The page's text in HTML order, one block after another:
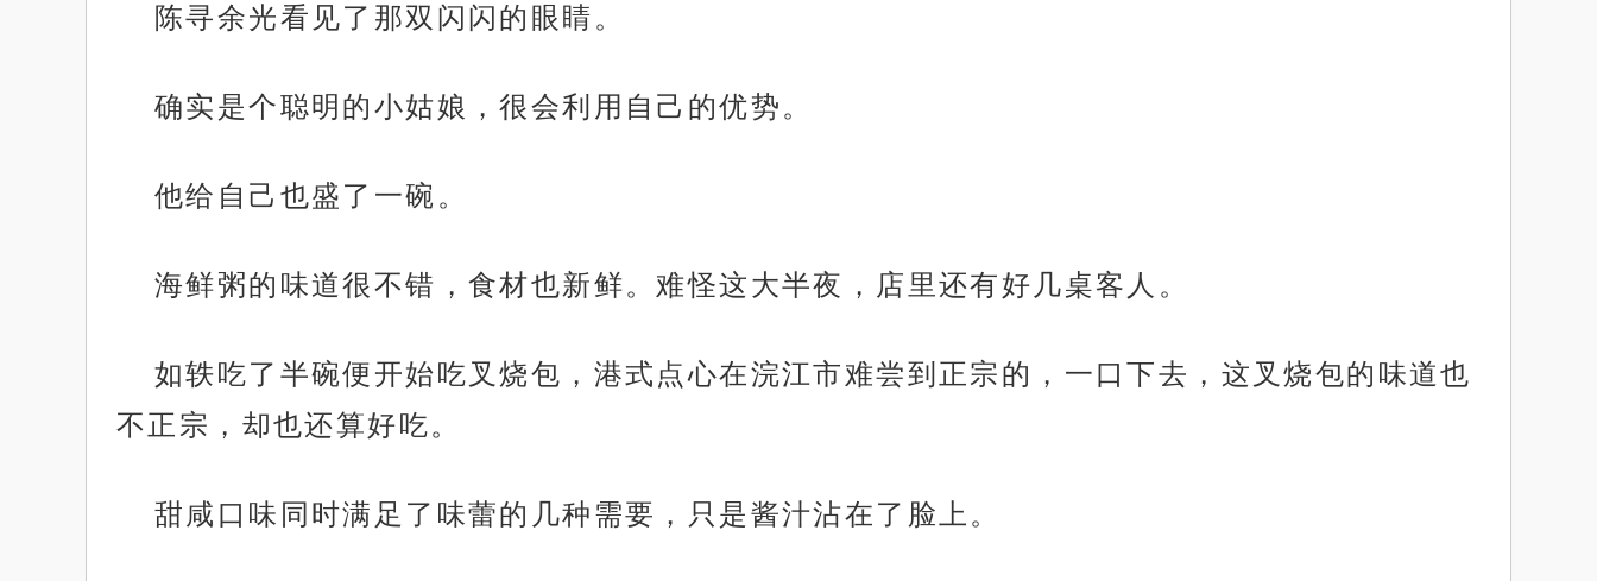
陈寻余光看见了那双闪闪的眼睛。
确实是个聪明的小姑娘，很会利用自己的优势。
他给自己也盛了一碗。
海鲜粥的味道很不错，食材也新鲜。难怪这大半夜，店里还有好几桌客人。
如轶吃了半碗便开始吃叉烧包，港式点心在浣江市难尝到正宗的，一口下去，这叉烧包的味道也
不正宗，却也还算好吃。
甜咸口味同时满足了味蕾的几种需要，只是酱汁沾在了脸上。